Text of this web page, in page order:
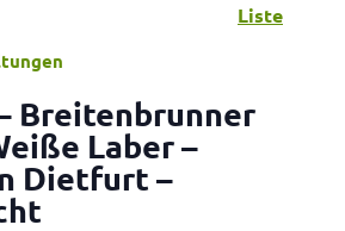
Liste
Breitenbrunner
Laber –
Dietfurt –